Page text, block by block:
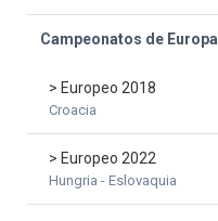
Campeonatos de Europa
> Europeo 2018
Croacia
> Europeo 2022
Hungria - Eslovaquia